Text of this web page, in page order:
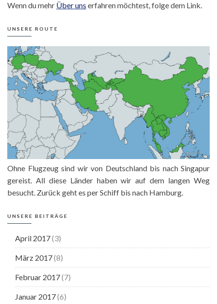
Wenn du mehr Über uns erfahren möchtest, folge dem Link.
UNSERE ROUTE
Ohne Flugzeug sind wir von Deutschland bis nach Singapur
gereist. All diese Länder haben wir auf dem langen Weg
besucht. Zurück geht es per Schiff bis nach Hamburg.
UNSERE BEITRÄGE
April 2017(3)
März 2017(8)
Februar 2017(7)
Januar 2017(6)